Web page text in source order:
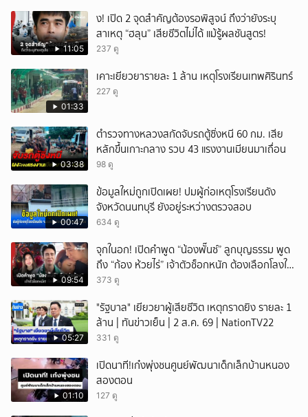
11:05
ึ้ง! เปิด 2 จุดสำคัญต้องรอพิสูจน์ ถึงว่ายังระบุ
สาเหตุ “ฮลุน” เสียชีวิตไม่ได้ แม้รู้ผลชันสูตร!
237 ดู
01:33
เคาะเยียวยารายละ 1 ล้าน เหตุโรงเรียนเทพศิรินทร์
227 ดู
03:38
ตำรวจทางหลวงสกัดจับรถตู้ซิ่งหนี 60 กม. เสีย
หลักขึ้นเกาะกลาง รวบ 43 แรงงานเมียนมาเถื่อน
98 ดู
00:47
ข้อมูลใหม่ถูกเปิดเผย! ปมผู้ก่อเหตุโรงเรียนดัง
จังหวัดนนทบุรี ยังอยู่ระหว่างตรวจสอบ
634 ดู
09:54
จุกในอก! เปิดคำพูด “น้องพั๊นซ์” ลูกบุญธรรม พูด
ถึง “ก้อง ห้วยไร่” เจ้าตัวช็อกหนัก ต้องเลือกโลงให้
ลูก!
373 ดู
05:27
"รัฐบาล" เยียวยาผู้เสียชีวิต เหตุกราดยิง รายละ 1
ล้าน | ทันข่าวเย็น | 2 ส.ค. 69 | NationTV22
331 ดู
01:10
เปิดนาที!เก๋งพุ่งชนศูนย์พัฒนาเด็กเล็กบ้านหนอง
สองตอน
127 ดู